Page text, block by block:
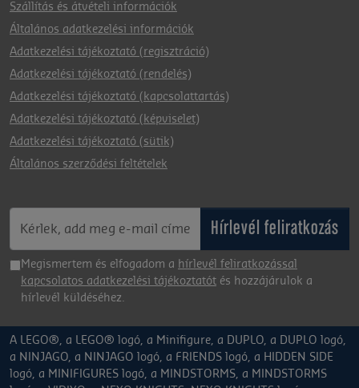
Szállítás és átvételi információk
Általános adatkezelési információk
Adatkezelési tájékoztató (regisztráció)
Adatkezelési tájékoztató (rendelés)
Adatkezelési tájékoztató (kapcsolattartás)
Adatkezelési tájékoztató (képviselet)
Adatkezelési tájékoztató (sütik)
Általános szerződési feltételek
Hírlevél feliratkozás
Megismertem és elfogadom a hírlevél feliratkozással
kapcsolatos adatkezelési tájékoztatót és hozzájárulok a
hírlevél küldéséhez.
A LEGO®, a LEGO® logó, a Minifigure, a DUPLO, a DUPLO logó,
a NINJAGO, a NINJAGO logó, a FRIENDS logó, a HIDDEN SIDE
logó, a MINIFIGURES logó, a MINDSTORMS, a MINDSTORMS